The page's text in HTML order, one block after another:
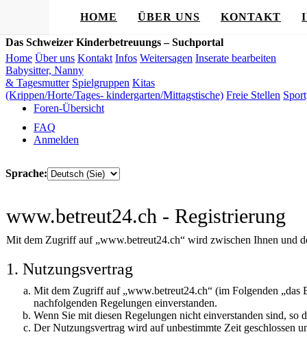
HOME ÜBER UNS KONTAKT
Das Schweizer Kinderbetreuungs – Suchportal
Home Über uns Kontakt Infos Weitersagen Inserate bearbeiten
Babysitter, Nanny
& Tagesmutter Spielgruppen Kitas
(Krippen/Horte/Tages- kindergarten/Mittagstische) Freie Stellen
Foren-Übersicht
FAQ
Anmelden
Sprache:
www.betreut24.ch - Registrierung
Mit dem Zugriff auf „www.betreut24.ch“ wird zwischen Ihnen und
1. Nutzungsvertrag
Mit dem Zugriff auf „www.betreut24.ch“ (im Folgenden „das
nachfolgenden Regelungen einverstanden.
Wenn Sie mit diesen Regelungen nicht einverstanden sind,
Der Nutzungsvertrag wird auf unbestimmte Zeit geschlossen